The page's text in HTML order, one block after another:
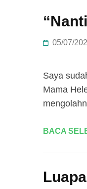
05/07/
Saya
Mama
BACA